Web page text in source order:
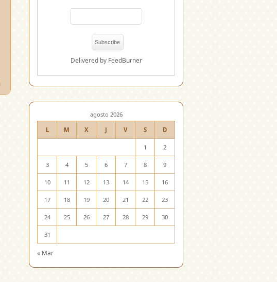
Delivered by FeedBurner
agosto 2026
L M X J V S D
1 2
3 4 5 6 7 8 9
10 11 12 13 14 15 16
17 18 19 20 21 22 23
24 25 26 27 28 29 30
31
« Mar